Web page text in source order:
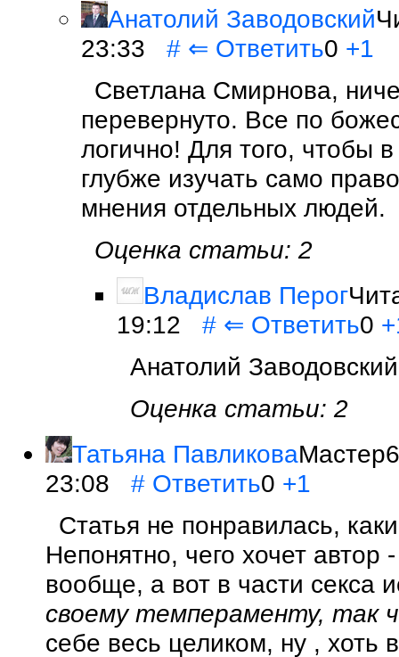
Анатолий Заводовский
23:33 # ⇐ Ответить0 +1
Светлана Смирнова,
перевернуто. Все по
логично! Для того, чтобы
глубже изучать само
мнения отдельных людей.
Оценка статьи: 2
Владислав Перог
19:12 # ⇐ Ответить0
Анатолий
Оценка статьи: 2
Татьяна Павликова
23:08 # Ответить0 +1
Статья не понравилась,
Непонятно, чего хочет автор
вообще, а вот в части секса
своему темпераменту, так
себе весь целиком, ну , хоть